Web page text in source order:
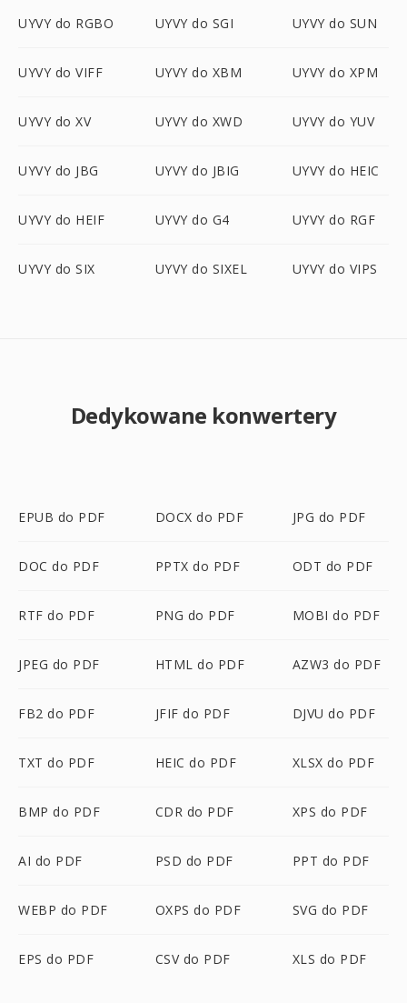
UYVY do RGBO UYVY do SGI UYVY do SUN
UYVY do VIFF UYVY do XBM UYVY do XPM
UYVY do XV UYVY do XWD UYVY do YUV
UYVY do JBG UYVY do JBIG UYVY do HEIC
UYVY do HEIF UYVY do G4 UYVY do RGF
UYVY do SIX UYVY do SIXEL UYVY do VIPS
Dedykowane konwertery
EPUB do PDF DOCX do PDF JPG do PDF
DOC do PDF PPTX do PDF ODT do PDF
RTF do PDF PNG do PDF MOBI do PDF
JPEG do PDF HTML do PDF AZW3 do PDF
FB2 do PDF JFIF do PDF DJVU do PDF
TXT do PDF HEIC do PDF XLSX do PDF
BMP do PDF CDR do PDF XPS do PDF
AI do PDF PSD do PDF PPT do PDF
WEBP do PDF OXPS do PDF SVG do PDF
EPS do PDF CSV do PDF XLS do PDF